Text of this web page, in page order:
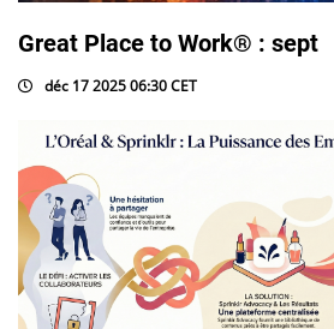
Great Place to Work® : sept
déc 17 2025 06:30 CET